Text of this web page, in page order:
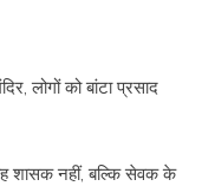
लोगों को बांटा प्रसाद
शासक नहीं, बल्कि सेवक के